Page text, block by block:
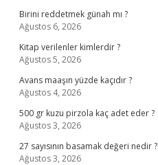
Birini reddetmek günah mı ?
Ağustos 6, 2026
Kitap verilenler kimlerdir ?
Ağustos 5, 2026
Avans maaşın yüzde kaçıdır ?
Ağustos 4, 2026
500 gr kuzu pirzola kaç adet eder ?
Ağustos 3, 2026
27 sayısının basamak değeri nedir ?
Ağustos 3, 2026